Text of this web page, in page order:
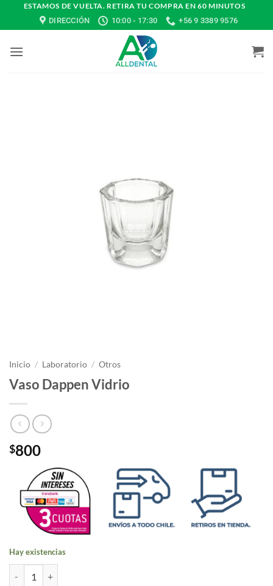
ESTAMOS DE VUELTA. RETIRA TU COMPRA EN 60 MINUTOS
DIRECCIÓN
10:00 - 17:30 +56 9 3389 9576
Inicio / Laboratorio / Otros
Vaso Dappen Vidrio
$800
Hay existencias